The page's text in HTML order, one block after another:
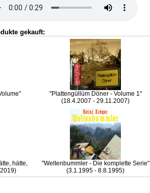
gekauft:
"Plattengüllüm Döner - Volume 1"
(18.4.2007 - 29.11.2007)
hätte,
"Weltenbummler - Die komplette Serie"
(3.1.1995 - 8.8.1995)